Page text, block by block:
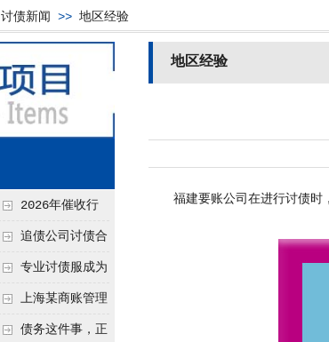
讨债新闻 >> 地区经验
2026年催收行
业发展现状、竞争格
局及未来趋势分析
追债公司讨债合
法方法总结
专业讨债服成为
2026年的发展趋势
上海某商账管理
机构聚焦合规服务
债务这件事，正
地区经验
福建要账公司在进行讨债时，